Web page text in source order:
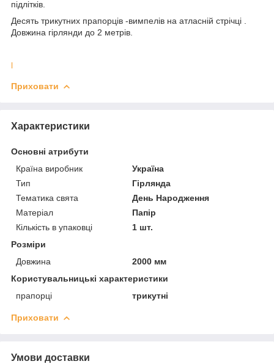
підлітків.
Десять трикутних прапорців -вимпелів на атласній стрічці .
Довжина гірлянди до 2 метрів.
l
Приховати
Характеристики
Основні атрибути
Країна виробник
Україна
Тип
Гірлянда
Тематика свята
День Народження
Матеріал
Папір
Кількість в упаковці
1 шт.
Розміри
Довжина
2000 мм
Користувальницькі характеристики
прапорці
трикутні
Приховати
Умови доставки